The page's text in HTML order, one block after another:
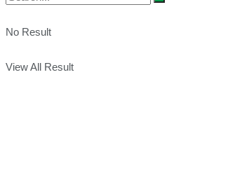
No Result
View All Result